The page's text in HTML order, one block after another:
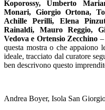
Koporossy, Umberto
Monari, Giorgio Ortona,
Achille Perilli, Elena
Rainaldi, Mauro Reggio,
Vedova e Ortensio Zecchino
questa mostra o che appaiono
ideale, tracciato dal curatore
ben descrivono questo
Andrea Boyer, Isola San